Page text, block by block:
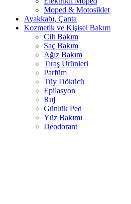
Moped & Motosiklet
Ayakkabı, Çanta
Kozmetik ve Kişisel Bakım
Cilt Bakım
Saç Bakım
Ağız Bakım
Tıraş Ürünleri
Parfüm
Tüy Dökücü
Epilasyon
Ruj
Günlük Ped
Yüz Bakımı
Deodorant